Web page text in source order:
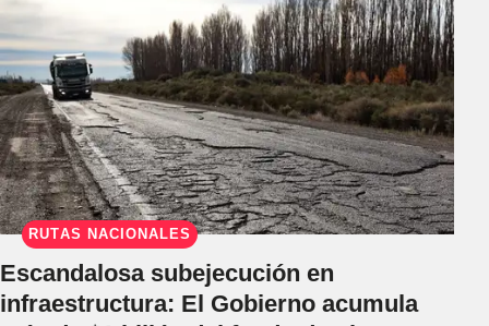
RUTAS NACIONALES
Escandalosa subejecución en
infraestructura: El Gobierno acumula